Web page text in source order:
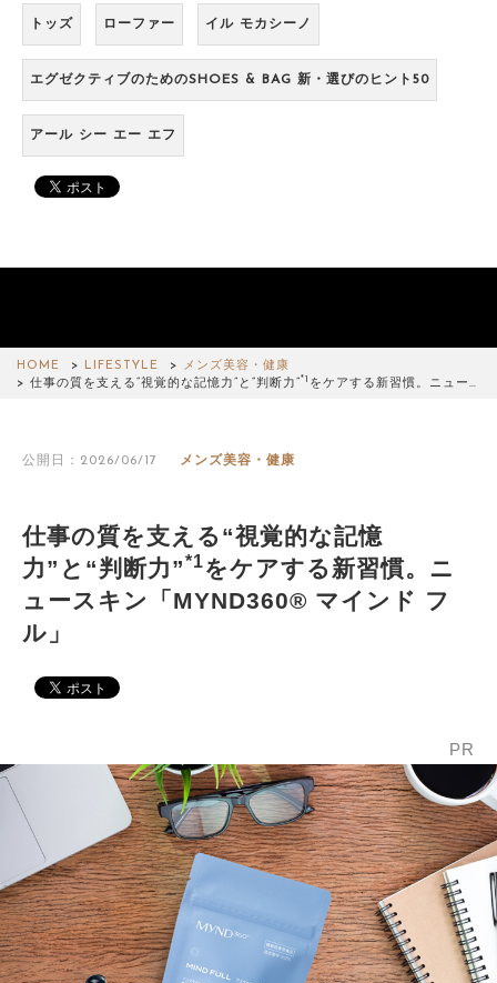
トッズ ローファー イル モカシーノ
エグゼクティブのためのSHOES & BAG 新・選びのヒント50
アール シー エー エフ
HOME LIFESTYLE
メンズ美容・健康
仕事の質を支える“視覚的な記憶力”と“判断力”*1 をケアする新習慣。ニュー…
公開日：2026/06/17 メンズ美容・健康
仕事の質を支える“視覚的な記憶
力”と“判断力”*1をケアする新習慣。ニ
ュースキン「MYND360® マインド フ
ル」
PR